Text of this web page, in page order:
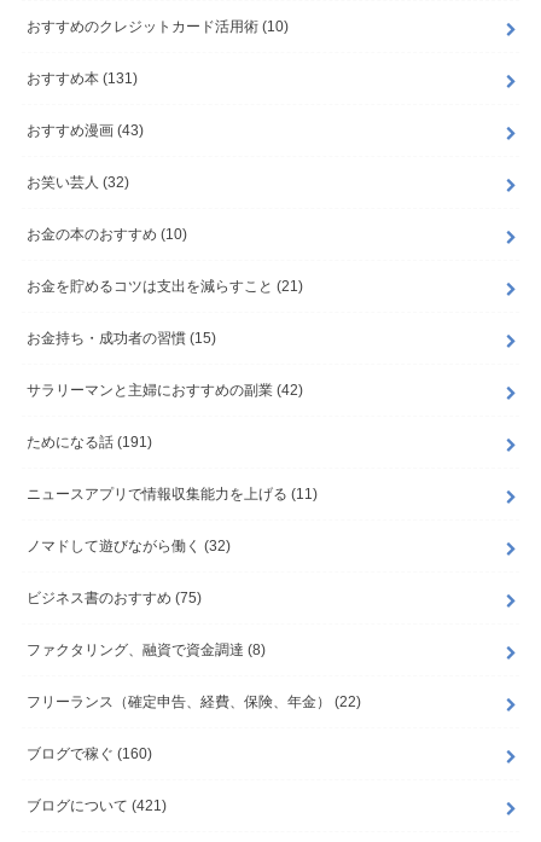
おすすめのクレジットカード活用術 (10)
おすすめ本 (131)
おすすめ漫画 (43)
お笑い芸人 (32)
お金の本のおすすめ (10)
お金を貯めるコツは支出を減らすこと (21)
お金持ち・成功者の習慣 (15)
サラリーマンと主婦におすすめの副業 (42)
ためになる話 (191)
ニュースアプリで情報収集能力を上げる (11)
ノマドして遊びながら働く (32)
ビジネス書のおすすめ (75)
ファクタリング、融資で資金調達 (8)
フリーランス（確定申告、経費、保険、年金） (22)
ブログで稼ぐ (160)
ブログについて (421)